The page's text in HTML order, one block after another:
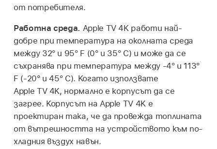
от потребителя.
Работна среда. Apple TV 4K работи най-
добре при температура на околната среда
между 32° и 95° F (0° и 35° C) и може да се
съхранява при температура между -4° и 113°
F (-20° и 45° C). Когато използвате
Apple TV 4K, нормално е корпусът да се
загрее. Корпусът на Apple TV 4K е
проектиран така, че да провежда топлината
от вътрешността на устройството към по-
хладния въздух навън.